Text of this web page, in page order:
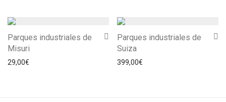
Parques industriales de
Misuri
29,00€
Parques industriales de
Suiza
399,00€